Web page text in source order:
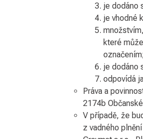
je dodáno
je vhodné
které
je dodáno
odpovídá
Práva a
2174b
V případě, že
z vadného